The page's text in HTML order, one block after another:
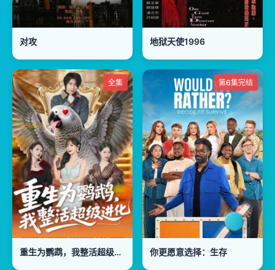
对攻 地狱天使1996
全集
重生为鹦鹉，我整活超级进化
第6集完结
你更愿意选择：生存